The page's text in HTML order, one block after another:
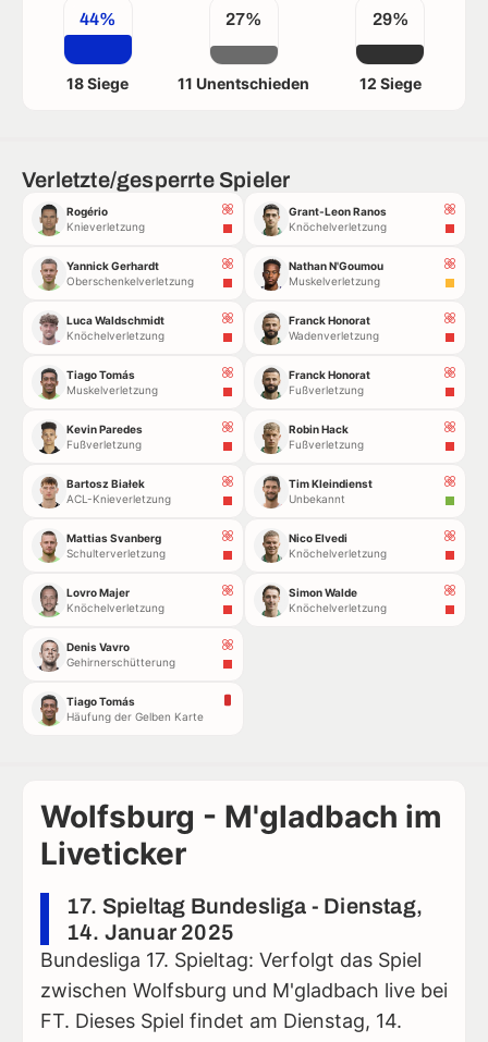
44%
18 Siege
27%
11 Unentschieden
29%
12 Siege
Verletzte/gesperrte Spieler
Rogério
Knieverletzung
Yannick Gerhardt
Oberschenkelverletzung
Luca Waldschmidt
Knöchelverletzung
Tiago Tomás
Muskelverletzung
Kevin Paredes
Fußverletzung
Bartosz Białek
ACL-Knieverletzung
Mattias Svanberg
Schulterverletzung
Lovro Majer
Knöchelverletzung
Denis Vavro
Gehirnerschütterung
Tiago Tomás
Häufung der Gelben Karte
Grant-Leon Ranos
Knöchelverletzung
Nathan N'Goumou
Muskelverletzung
Franck Honorat
Wadenverletzung
Franck Honorat
Fußverletzung
Robin Hack
Fußverletzung
Tim Kleindienst
Unbekannt
Nico Elvedi
Knöchelverletzung
Simon Walde
Knöchelverletzung
Wolfsburg - M'gladbach im
Liveticker
17. Spieltag Bundesliga - Dienstag,
14. Januar 2025
Bundesliga 17. Spieltag: Verfolgt das Spiel
zwischen Wolfsburg und M'gladbach live bei
FT. Dieses Spiel findet am Dienstag, 14.